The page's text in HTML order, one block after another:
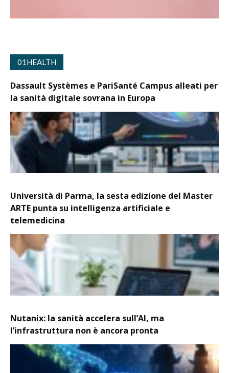
01HEALTH
Dassault Systèmes e PariSanté Campus alleati per
la sanità digitale sovrana in Europa
Università di Parma, la sesta edizione del Master
ARTE punta su intelligenza artificiale e
telemedicina
Nutanix: la sanità accelera sull’AI, ma
l’infrastruttura non è ancora pronta